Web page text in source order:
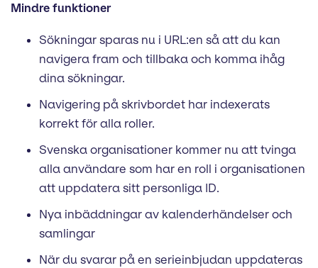
Mindre funktioner
Sökningar sparas nu i URL:en så att du kan
navigera fram och tillbaka och komma ihåg
dina sökningar.
Navigering på skrivbordet har indexerats
korrekt för alla roller.
Svenska organisationer kommer nu att tvinga
alla användare som har en roll i organisationen
att uppdatera sitt personliga ID.
Nya inbäddningar av kalenderhändelser och
samlingar
När du svarar på en serieinbjudan uppdateras